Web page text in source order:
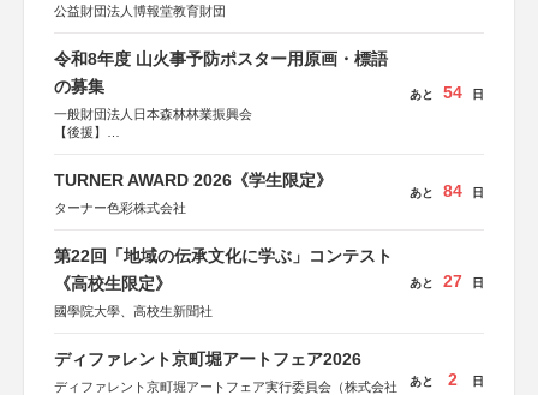
公益財団法人博報堂教育財団
令和8年度 山火事予防ポスター用原画・標語
の募集
一般財団法人日本森林林業振興会
【後援】
あと 54 日
TURNER AWARD 2026《学生限定》
ターナー色彩株式会社
あと 84 日
第22回「地域の伝承文化に学ぶ」コンテスト
《高校生限定》
國學院大學、高校生新聞社
あと 27 日
ディファレント京町堀アートフェア2026
ディファレント京町堀アートフェア実行委員会（株式会社
あと 2 日